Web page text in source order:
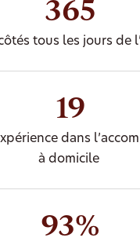
365
tous les jours de
19
dans
à domicile
93%